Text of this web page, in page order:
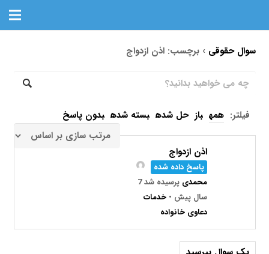
سوال حقوقی ›برچسب: اذن ازدواج
فیلتر: همه باز حل شده بسته شده بدون پاسخ
اذن ازدواج
پاسخ داده شده
محمدی
پرسیده شد 7
سال پیش •خدمات
دعاوی خانواده